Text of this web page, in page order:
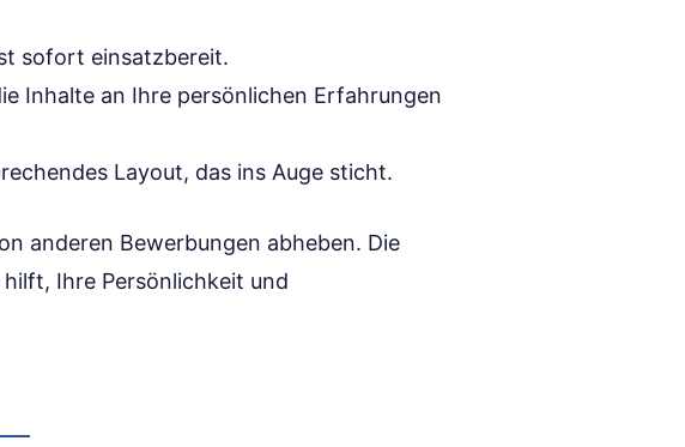
sofort einsatzbereit.
Inhalte an Ihre persönlichen Erfahrungen
Layout, das ins Auge sticht.
anderen Bewerbungen abheben. Die
Ihre Persönlichkeit und